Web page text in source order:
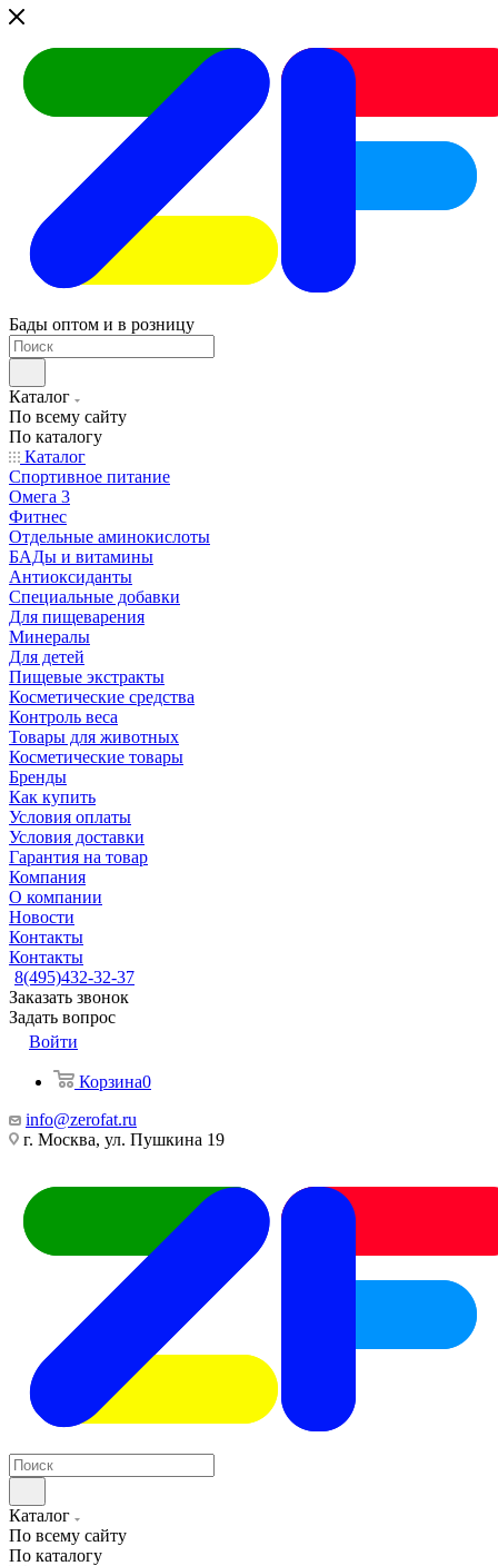
Бады оптом и в розницу
Каталог
По всему сайту
По каталогу
Каталог
Спортивное питание
Омега 3
Фитнес
Отдельные аминокислоты
БАДы и витамины
Антиоксиданты
Специальные добавки
Для пищеварения
Минералы
Для детей
Пищевые экстракты
Косметические средства
Контроль веса
Товары для животных
Косметические товары
Бренды
Как купить
Условия оплаты
Условия доставки
Гарантия на товар
Компания
О компании
Новости
Контакты
Контакты
8(495)432-32-37
Заказать звонок
Задать вопрос
Войти
Корзина0
info@zerofat.ru
г. Москва, ул. Пушкина 19
Каталог
По всему сайту
По каталогу